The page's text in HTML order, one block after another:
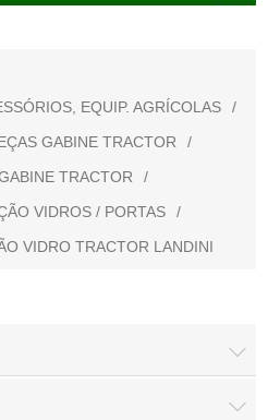
EQUIP. AGRÍCOLAS
/
GABINE TRACTOR
/
TRACTOR
/
VIDROS / PORTAS
/
VIDRO TRACTOR LANDINI